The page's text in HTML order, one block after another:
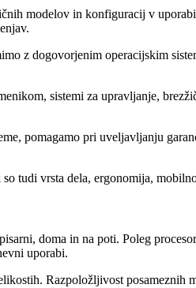
modelov in konfiguracij v
z dogovorjenim operacijskim
sistemi za upravljanje,
pomagamo pri uveljavljanju
tudi vrsta dela, ergonomija,
doma in na poti. Poleg
uporabi.
Razpoložljivost